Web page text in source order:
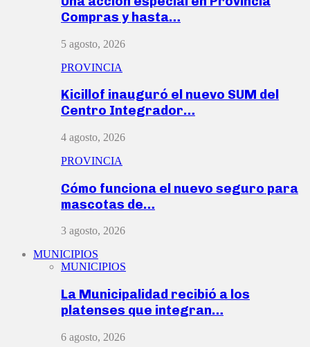
Compras y hasta…
5 agosto, 2026
PROVINCIA
Kicillof inauguró el nuevo SUM del
Centro Integrador…
4 agosto, 2026
PROVINCIA
Cómo funciona el nuevo seguro para
mascotas de…
3 agosto, 2026
MUNICIPIOS
MUNICIPIOS
La Municipalidad recibió a los
platenses que integran…
6 agosto, 2026